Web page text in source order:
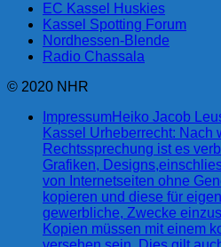
EC Kassel Huskies
Kassel Spotting Forum
Nordhessen-Blende
Radio Chassala
© 2020 NHR
ImpressumHeiko Jacob
Kassel Urheberrecht: Nach
Rechtssprechung ist es
Grafiken,
von Internetseiten ohne
kopieren und diese für
gewerbliche, Zwecke
Kopien müssen mit einem